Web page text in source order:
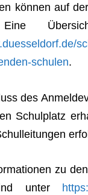
kön­nen auf
Eine
schulen.
des
Schul­platz
zu
unter